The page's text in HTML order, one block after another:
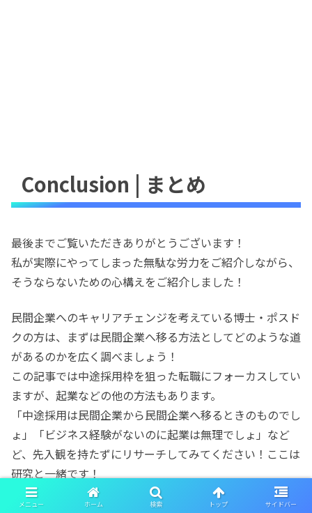
Conclusion | まとめ
最後までご覧いただきありがとうございます！
私が実際にやってしまった無駄な労力をご紹介しながら、
そうならないための心構えをご紹介しました！
民間企業へのキャリアチェンジを考えている博士・ポスド
クの方は、まずは民間企業へ移る方法としてどのような道
があるのかを広く調べましょう！
この記事では中途採用枠を狙った転職にフォーカスしてい
ますが、起業などの他の方法もあります。
「中途採用は民間企業から民間企業へ移るときのものでし
ょ」「ビジネス経験がないのに起業は無理でしょ」など
ど、先入観を持たずにリサーチしてみてください！ここは
研究と一緒です！
以上、「転職レシピ｜天文学系ポスドクの民間転職(不要
メニュー ホーム 検索 トップ サイドバー